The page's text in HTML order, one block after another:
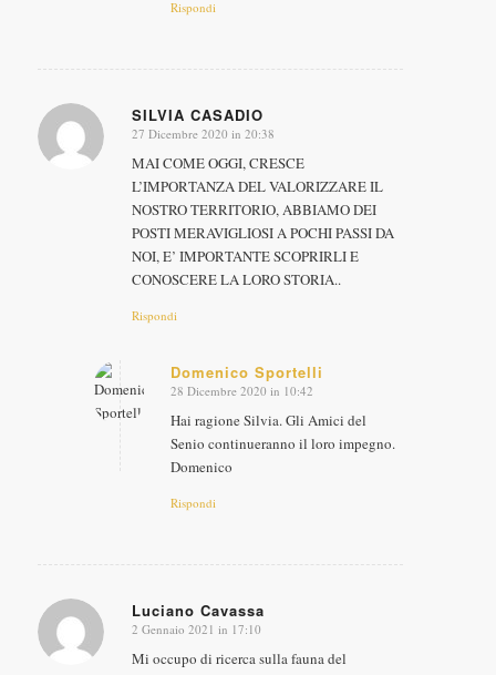
Rispondi
SILVIA CASADIO
dice:
27 Dicembre 2020 in 20:38
MAI COME OGGI, CRESCE
L’IMPORTANZA DEL VALORIZZARE IL
NOSTRO TERRITORIO, ABBIAMO DEI
POSTI MERAVIGLIOSI A POCHI PASSI DA
NOI, E’ IMPORTANTE SCOPRIRLI E
CONOSCERE LA LORO STORIA..
Rispondi
Domenico Sportelli
dice:
28 Dicembre 2020 in 10:42
Hai ragione Silvia. Gli Amici del
Senio continueranno il loro impegno.
Domenico
Rispondi
Luciano Cavassa
dice:
2 Gennaio 2021 in 17:10
Mi occupo di ricerca sulla fauna del